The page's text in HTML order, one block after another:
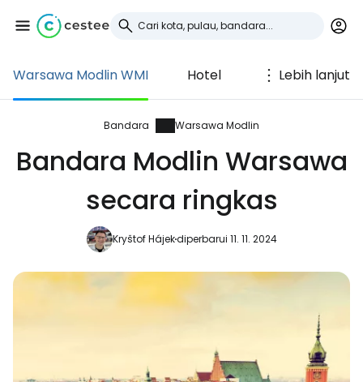
Warsawa Modlin WMI Hotel Lebih lanjut
Bandara Warsawa Modlin
Bandara Modlin Warsawa
secara ringkas
Kryštof Hájekdiperbarui 11. 11. 2024
Masuk ke Cestee
... komunitas perjalanan di seluruh dunia
Lanjutkan dengan Facebook
Lanjutkan dengan email